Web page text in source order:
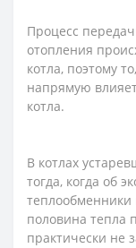
Процесс
отопления
котла, поэтому
напрямую
котла.
В котлах
тогда, когда об
теплообменники
половина тепла
практически не